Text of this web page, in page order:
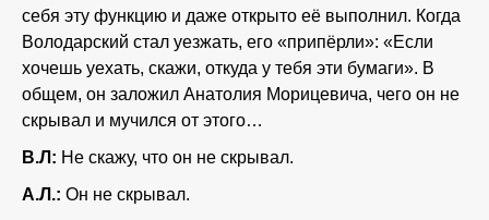
себя эту функцию и даже открыто её выполнил. Когда
Володарский стал уезжать, его «припёрли»: «Если
хочешь уехать, скажи, откуда у тебя эти бумаги». В
общем, он заложил Анатолия Морицевича, чего он не
скрывал и мучился от этого…
В.Л: Не скажу, что он не скрывал.
А.Л.: Он не скрывал.